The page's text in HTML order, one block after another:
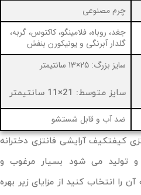
چرم مصنوعی
جغد، روباه، فلامینگو، کاکتوس، گربه،
گلدار آبرنگی و یونیکورن بنفش
سایز بزرگ: 25×13 سانتیمتر
سایز متوسط: 21×11 سانتیمتر
ضد آب و قابل شستشو
کیفتکیف آرایشی فانتزی دخترانه
تولید می شود بسیار مرغوب و
انتخاب کنید از مزایای زیر بهره